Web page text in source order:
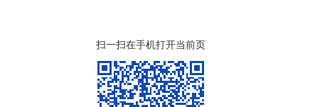
扫一扫在手机打开当前页